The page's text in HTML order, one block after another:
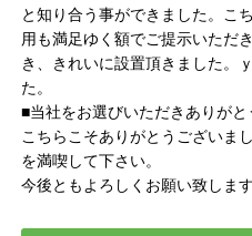
と知り合う事ができました。こ
用も満足ゆく額でご提示いただ
き、きれいに設置頂きました。
た。
■当社をお選びいただきありが
こちらこそありがとうございま
を満喫して下さい。
今後ともよろしくお願い致します